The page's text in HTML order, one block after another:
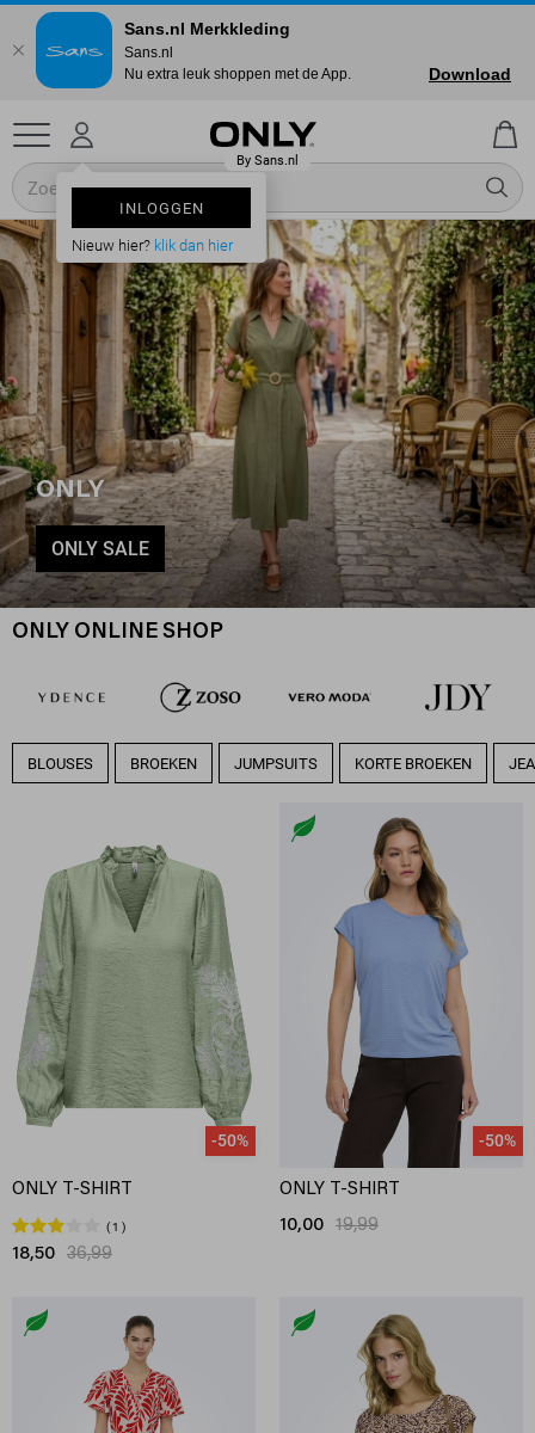
INLOGGEN
Nieuw hier? klik dan hier
ONLY
ONLY SALE
ONLY ONLINE SHOP
BLOUSES BROEKEN JUMPSUITS KORTE BROEKEN
-50%
ONLY T-SHIRT
1
18,50 36,99
-50%
ONLY T-SHIRT
10,00 19,99
Sans.nl Merkkleding
Sans.nl
Nu extra leuk shoppen met de App.
Download